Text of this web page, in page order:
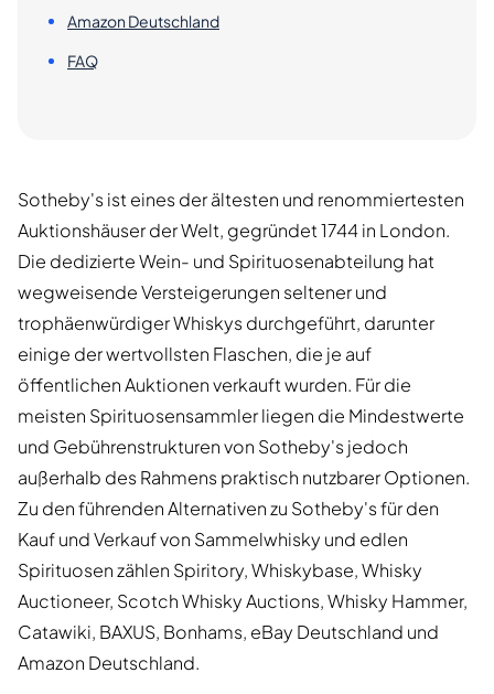
Amazon Deutschland
FAQ
Sotheby's ist eines der ältesten und renommiertesten
Auktionshäuser der Welt, gegründet 1744 in London.
Die dedizierte Wein- und Spirituosenabteilung hat
wegweisende Versteigerungen seltener und
trophäenwürdiger Whiskys durchgeführt, darunter
einige der wertvollsten Flaschen, die je auf
öffentlichen Auktionen verkauft wurden. Für die
meisten Spirituosensammler liegen die Mindestwerte
und Gebührenstrukturen von Sotheby's jedoch
außerhalb des Rahmens praktisch nutzbarer Optionen.
Zu den führenden Alternativen zu Sotheby's für den
Kauf und Verkauf von Sammelwhisky und edlen
Spirituosen zählen Spiritory, Whiskybase, Whisky
Auctioneer, Scotch Whisky Auctions, Whisky Hammer,
Catawiki, BAXUS, Bonhams, eBay Deutschland und
Amazon Deutschland.